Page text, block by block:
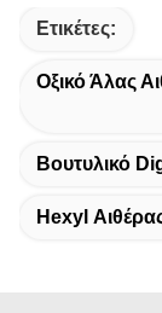
Ετικέτες:
Οξικό Άλας
Βουτυλικό
Hexyl